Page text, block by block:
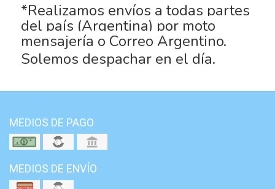
*Realizamos envíos a todas partes
del país (Argentina) por moto
mensajería o Correo Argentino.
Solemos despachar en el día.
MEDIOS DE PAGO
MEDIOS DE ENVÍO